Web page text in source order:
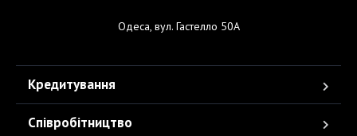
Одеса, вул. Гастелло 50А
Кредитування
Співробітництво